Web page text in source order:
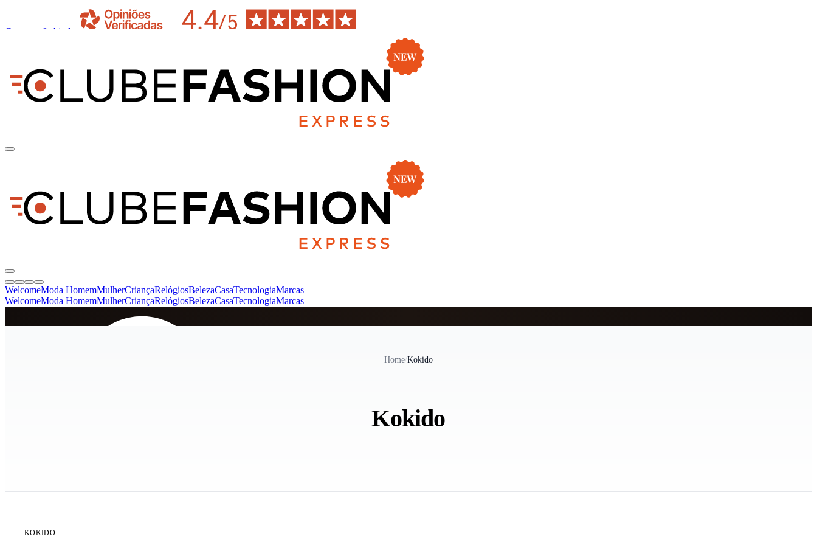
Contacto & Ajuda
WelcomeModa HomemMulherCriançaRelógiosBelezaCasaTecnologiaMarcas
WelcomeModa HomemMulherCriançaRelógiosBelezaCasaTecnologiaMarcas
Home/Kokido
Kokido
KOKIDO